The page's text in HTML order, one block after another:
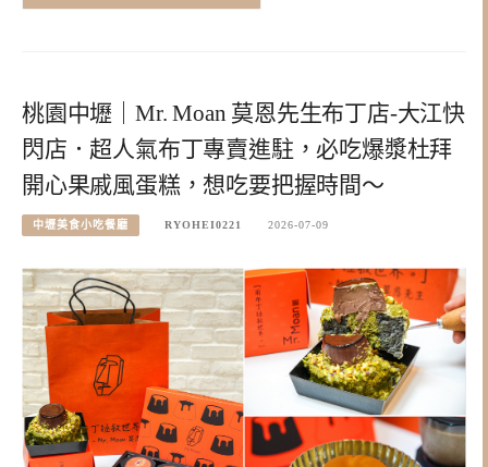
桃園中壢｜Mr. Moan 莫恩先生布丁店-大江快
閃店．超人氣布丁專賣進駐，必吃爆漿杜拜
開心果戚風蛋糕，想吃要把握時間～
中壢美食小吃餐廳 RYOHEI0221 2026-07-09